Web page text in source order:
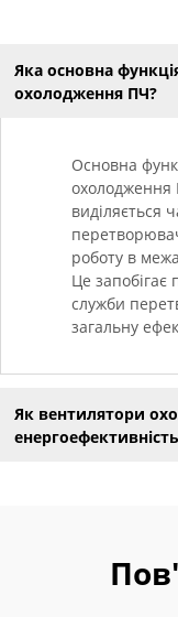
Яка основна
охолодження ПЧ?
Основна
виділяється
роботу в
Це запобігає
служби
загальну
Як вентилятори